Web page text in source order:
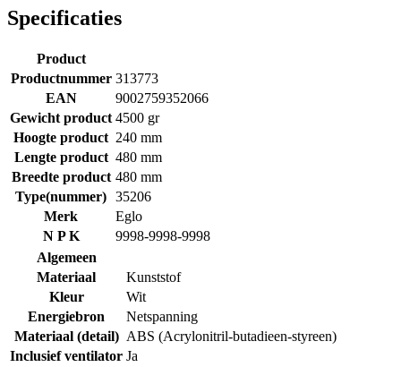
Specificaties
Product
Productnummer 313773
EAN
9002759352066
Gewicht product 4500 gr
Hoogte product 240 mm
Lengte product 480 mm
Breedte product 480 mm
Type(nummer) 35206
Merk
Eglo
N P K
9998-9998-9998
Algemeen
Materiaal
Kunststof
Kleur
Wit
Energiebron
Netspanning
Materiaal (detail) ABS (Acrylonitril-butadieen-styreen)
Inclusief ventilator Ja